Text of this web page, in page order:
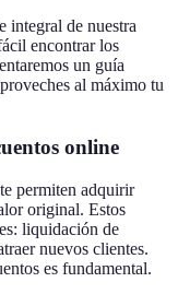
integral de nuestra
encontrar los
un guía
al máximo tu
online
permiten adquirir
original. Estos
liquidación de
nuevos clientes.
es fundamental.